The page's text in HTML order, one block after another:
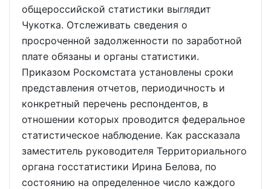
общероссийской статистики выглядит
Чукотка. Отслеживать сведения о
просроченной задолженности по заработной
плате обязаны и органы статистики.
Приказом Роскомстата установлены сроки
представления отчетов, периодичность и
конкретный перечень респондентов, в
отношении которых проводится федеральное
статистическое наблюдение. Как рассказала
заместитель руководителя Территориального
органа госстатистики Ирина Белова, по
состоянию на определенное число каждого